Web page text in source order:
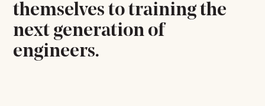
themselves to training the
next generation of
engineers.